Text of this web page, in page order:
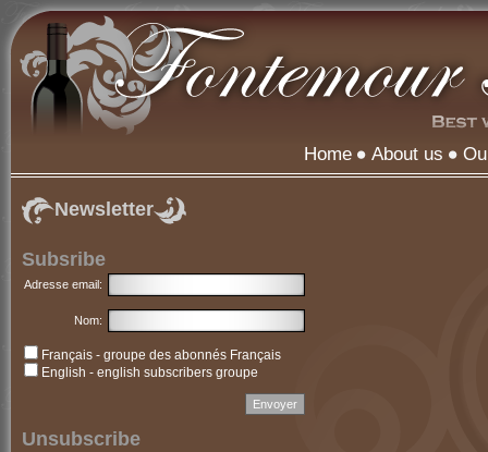
Home About us
Newsletter
Subsribe
Adresse email:
Nom:
Français - groupe des abonnés Français
English - english subscribers groupe
Unsubscribe